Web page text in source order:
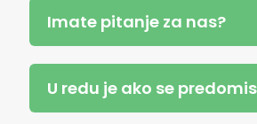
Imate pitanje za nas?
U redu je ako se